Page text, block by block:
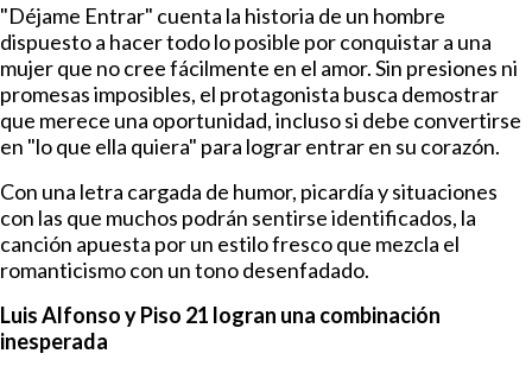
"Déjame Entrar" cuenta la historia de un hombre
dispuesto a hacer todo lo posible por conquistar a una
mujer que no cree fácilmente en el amor. Sin presiones ni
promesas imposibles, el protagonista busca demostrar
que merece una oportunidad, incluso si debe convertirse
en "lo que ella quiera" para lograr entrar en su corazón.
Con una letra cargada de humor, picardía y situaciones
con las que muchos podrán sentirse identificados, la
canción apuesta por un estilo fresco que mezcla el
romanticismo con un tono desenfadado.
Luis Alfonso y Piso 21 logran una combinación
inesperada